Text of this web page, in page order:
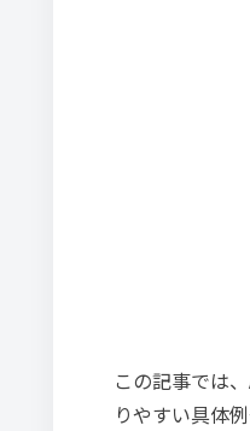
この記事では
りやすい具体